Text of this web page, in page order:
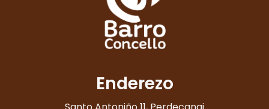
Enderezo